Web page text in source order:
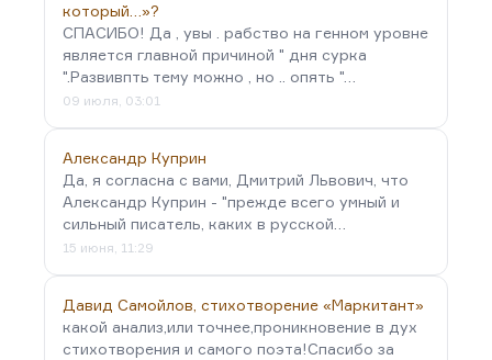
который…»?
СПАСИБО! Да , увы . рабство на генном уровне
является главной причиной " дня сурка
".Развивпть тему можно , но .. опять "…
09 июля, 03:01
Александр Куприн
Да, я согласна с вами, Дмитрий Львович, что
Александр Куприн - "прежде всего умный и
сильный писатель, каких в русской…
15 июня, 11:29
Давид Самойлов, стихотворение «Маркитант»
какой анализ,или точнее,проникновение в дух
стихотворения и самого поэта!Спасибо за